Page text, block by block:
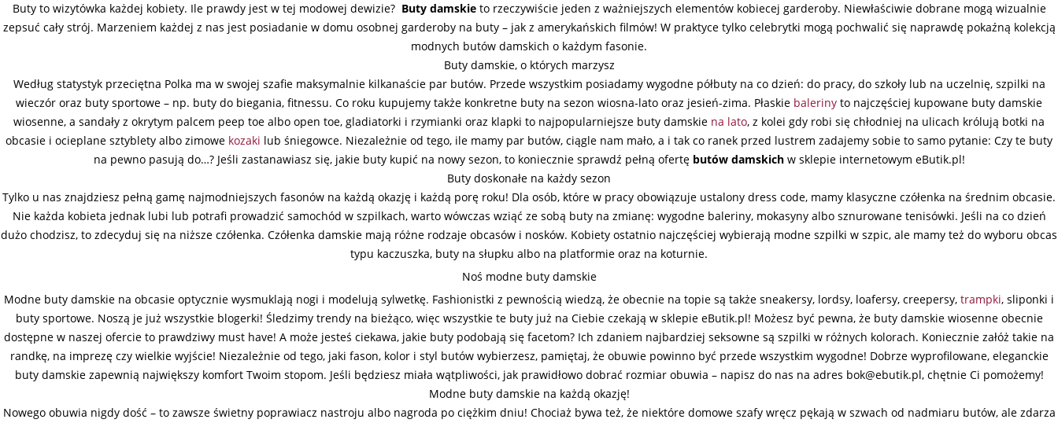
Buty to wizytówka każdej kobiety. Ile prawdy jest w tej modowej dewizie? Buty damskieto rzeczywiście jeden z ważniejszych elementów kobiecej garderoby. Niewłaściwie dobrane mogą wizualnie
zepsuć cały strój. Marzeniem każdej z nas jest posiadanie w domu osobnej garderoby na buty – jak z amerykańskich filmów! W praktyce tylko celebrytki mogą pochwalić się naprawdę pokaźną kolekcją
modnych butów damskich o każdym fasonie.
Buty damskie, o których marzysz
Według statystyk przeciętna Polka ma w swojej szafie maksymalnie kilkanaście par butów. Przede wszystkim posiadamy wygodne półbuty na co dzień: do pracy, do szkoły lub na uczelnię, szpilki na
wieczór oraz buty sportowe – np. buty do biegania, fitnessu. Co roku kupujemy także konkretne buty na sezon wiosna-lato oraz jesień-zima. Płaskie baleriny to najczęściej kupowane buty damskie
wiosenne, a sandały z okrytym palcem peep toe albo open toe, gladiatorki i rzymianki oraz klapki to najpopularniejsze buty damskie na lato, z kolei gdy robi się chłodniej na ulicach królują botki na
obcasie i ocieplane sztyblety albo zimowe kozaki lub śniegowce. Niezależnie od tego, ile mamy par butów, ciągle nam mało, a i tak co ranek przed lustrem zadajemy sobie to samo pytanie: Czy te buty
na pewno pasują do…? Jeśli zastanawiasz się, jakie buty kupić na nowy sezon, to koniecznie sprawdź pełną ofertę butów damskichw sklepie internetowym eButik.pl!
Buty doskonałe na każdy sezon
Tylko u nas znajdziesz pełną gamę najmodniejszych fasonów na każdą okazję i każdą porę roku! Dla osób, które w pracy obowiązuje ustalony dress code, mamy klasyczne czółenka na średnim obcasie.
Nie każda kobieta jednak lubi lub potrafi prowadzić samochód w szpilkach, warto wówczas wziąć ze sobą buty na zmianę: wygodne baleriny, mokasyny albo sznurowane tenisówki. Jeśli na co dzień
dużo chodzisz, to zdecyduj się na niższe czółenka. Czółenka damskie mają różne rodzaje obcasów i nosków. Kobiety ostatnio najczęściej wybierają modne szpilki w szpic, ale mamy też do wyboru obcas
typu kaczuszka, buty na słupku albo na platformie oraz na koturnie.
Noś modne buty damskie
Modne buty damskie na obcasie optycznie wysmuklają nogi i modelują sylwetkę. Fashionistki z pewnością wiedzą, że obecnie na topie są także sneakersy, lordsy, loafersy, creepersy, trampki, sliponki i
buty sportowe. Noszą je już wszystkie blogerki! Śledzimy trendy na bieżąco, więc wszystkie te buty już na Ciebie czekają w sklepie eButik.pl! Możesz być pewna, że buty damskie wiosenne obecnie
dostępne w naszej ofercie to prawdziwy must have! A może jesteś ciekawa, jakie buty podobają się facetom? Ich zdaniem najbardziej seksowne są szpilki w różnych kolorach. Koniecznie załóż takie na
randkę, na imprezę czy wielkie wyjście! Niezależnie od tego, jaki fason, kolor i styl butów wybierzesz, pamiętaj, że obuwie powinno być przede wszystkim wygodne! Dobrze wyprofilowane, eleganckie
buty damskie zapewnią największy komfort Twoim stopom. Jeśli będziesz miała wątpliwości, jak prawidłowo dobrać rozmiar obuwia – napisz do nas na adres bok@ebutik.pl, chętnie Ci pomożemy!
Modne buty damskie na każdą okazję!
Nowego obuwia nigdy dość – to zawsze świetny poprawiacz nastroju albo nagroda po ciężkim dniu! Chociaż bywa też, że niektóre domowe szafy wręcz pękają w szwach od nadmiaru butów, ale zdarza